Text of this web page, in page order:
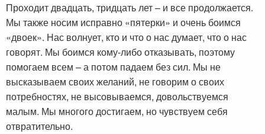
Проходит двадцать, тридцать лет – и все продолжается.
Мы также носим исправно «пятерки» и очень боимся
«двоек». Нас волнует, кто и что о нас думает, что о нас
говорят. Мы боимся кому-либо отказывать, поэтому
помогаем всем – а потом падаем без сил. Мы не
высказываем своих желаний, не говорим о своих
потребностях, не высовываемся, довольствуемся
малым. Мы многого достигаем, но чувствуем себя
отвратительно.